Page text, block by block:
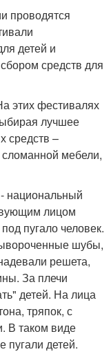
проводятся
детей и
средств для
этих фестивалях
лучшее
средств –
сломанной мебели,
национальный
лицом
пугало человек.
шубы,
решета,
За плечи
детей. На лица
тряпок, с
В таком виде
детей.